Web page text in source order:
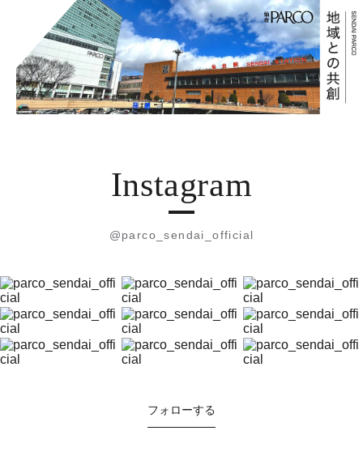
Instagram
@parco_sendai_official
フォローする